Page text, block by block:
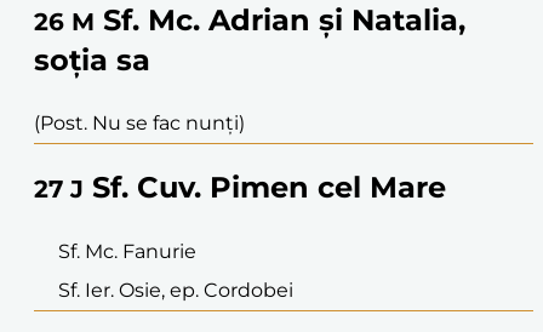
26 M Sf. Mc. Adrian și Natalia,
soția sa
(Post. Nu se fac nunți)
27 J Sf. Cuv. Pimen cel Mare
Sf. Mc. Fanurie
Sf. Ier. Osie, ep. Cordobei